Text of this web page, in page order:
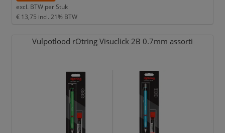
excl. BTW per Stuk
€ 13,75 incl. 21% BTW
Vulpotlood rOtring Visuclick 2B 0.7mm assorti